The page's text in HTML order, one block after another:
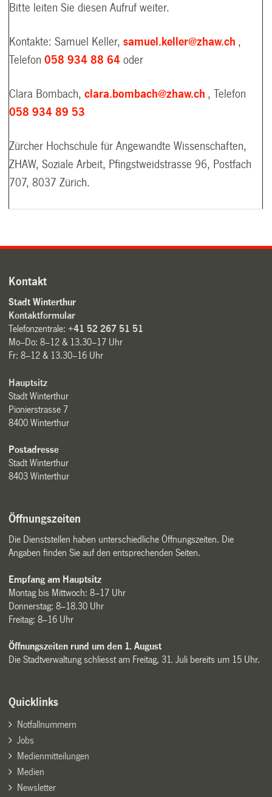
Bitte leiten Sie diesen Aufruf weiter.
Kontakte: Samuel Keller, samuel.keller@zhaw.ch ,
Telefon058 934 88 64 oder
Clara Bombach,clara.bombach@zhaw.ch , Telefon
058 934 89 53
Zürcher Hochschule für Angewandte Wissenschaften,
ZHAW, Soziale Arbeit, Pfingstweidstrasse 96, Postfach
707, 8037 Zürich.
Kontakt
Stadt Winterthur
Kontaktformular
Telefonzentrale:+41 52 267 51 51
Mo–Do: 8–12 & 13.30–17 Uhr
Fr: 8–12 & 13.30–16 Uhr
Hauptsitz
Stadt Winterthur
Pionierstrasse 7
8400 Winterthur
Postadresse
Stadt Winterthur
8403 Winterthur
Öffnungszeiten
Die Dienststellen haben unterschiedliche Öffnungszeiten. Die
Angaben finden Sie auf den entsprechenden Seiten.
Empfang am Hauptsitz
Montag bis Mittwoch: 8–17 Uhr
Donnerstag: 8–18.30 Uhr
Freitag: 8–16 Uhr
Öffnungszeiten rund um den 1. August
Die Stadtverwaltung schliesst am Freitag, 31. Juli bereits um 15 Uhr.
Quicklinks
Notfallnummern
Jobs
Medienmitteilungen
Medien
Newsletter